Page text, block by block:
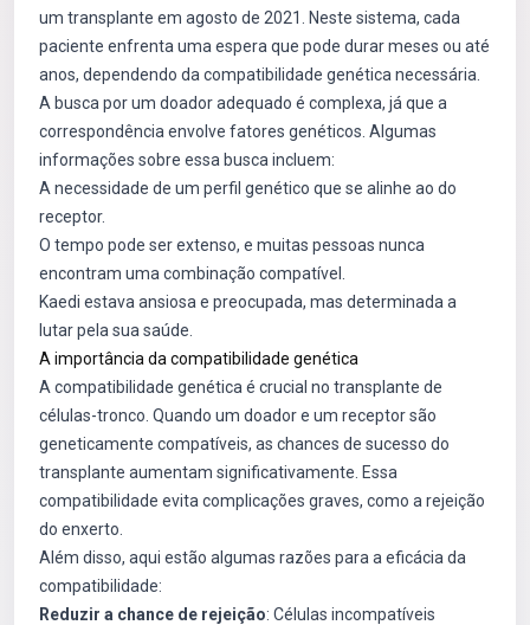
um transplante em agosto de 2021. Neste sistema, cada
paciente enfrenta uma espera que pode durar meses ou até
anos, dependendo da compatibilidade genética necessária.
A busca por um doador adequado é complexa, já que a
correspondência envolve fatores genéticos. Algumas
informações sobre essa busca incluem:
A necessidade de um perfil genético que se alinhe ao do
receptor.
O tempo pode ser extenso, e muitas pessoas nunca
encontram uma combinação compatível.
Kaedi estava ansiosa e preocupada, mas determinada a
lutar pela sua saúde.
A importância da compatibilidade genética
A compatibilidade genética é crucial no transplante de
células-tronco. Quando um doador e um receptor são
geneticamente compatíveis, as chances de sucesso do
transplante aumentam significativamente. Essa
compatibilidade evita complicações graves, como a rejeição
do enxerto.
Além disso, aqui estão algumas razões para a eficácia da
compatibilidade:
Reduzir a chance de rejeição: Células incompatíveis